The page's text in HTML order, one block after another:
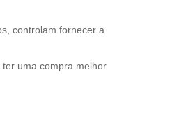
controlam fornecer a
uma compra melhor